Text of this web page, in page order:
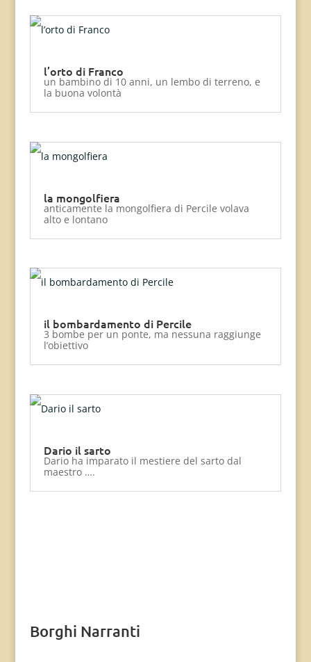
l’orto di Franco
un bambino di 10 anni, un lembo di terreno, e
la buona volontà
la mongolfiera
anticamente la mongolfiera di Percile volava
alto e lontano
il bombardamento di Percile
3 bombe per un ponte, ma nessuna raggiunge
l’obiettivo
Dario il sarto
Dario ha imparato il mestiere del sarto dal
maestro ….
Borghi Narranti